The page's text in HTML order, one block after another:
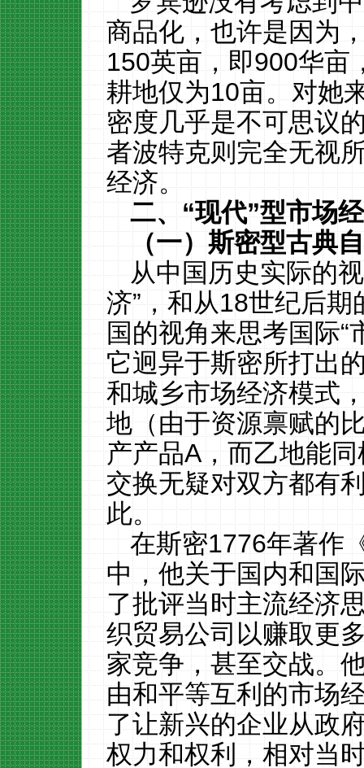
商品化，也许是因为
150英亩，即900华亩
耕地仅为10亩。对她
密度几乎是不可思议
者波特克则完全无视
经济。
二、“现代”型市场
（一）斯密型古典
从中国历史实际的
济”，和从18世纪后期
国的视角来思考国际“
它迥异于斯密所打出
和城乡市场经济模式
地（由于资源禀赋的
产产品A，而乙地能
交换无疑对双方都有
此。
在斯密1776年著作
中，他关于国内和国
了批评当时主流经济
织贸易公司以赚取更
家竞争，甚至交战。
由和平等互利的市场
了让新兴的企业从政
权力和权利，相对当